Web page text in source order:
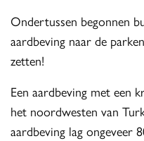
Ondertussen begonnen
aardbeving naar de
zetten!
Een aardbeving met een
het noordwesten van
aardbeving lag ongeveer